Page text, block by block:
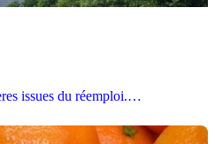
issues du réemploi.…